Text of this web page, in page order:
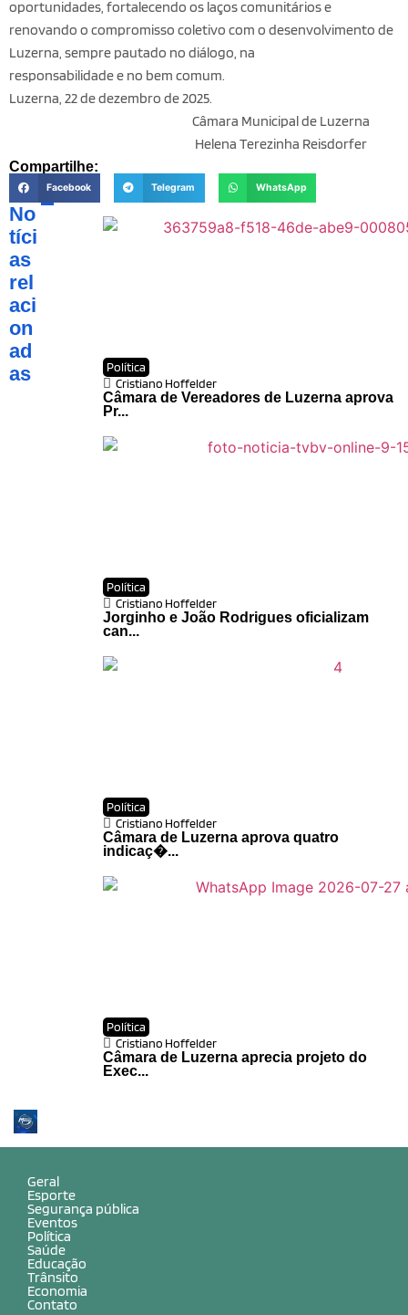
oportunidades, fortalecendo os laços comunitários e
renovando o compromisso coletivo com o desenvolvimento de
Luzerna, sempre pautado no diálogo, na
responsabilidade e no bem comum.
Luzerna, 22 de dezembro de 2025.
Câmara Municipal de Luzerna
Helena Terezinha Reisdorfer
Compartilhe:
Facebook Telegram WhatsApp
No
tíci
as
rel
aci
on
ad
as
Política
Cristiano Hoffelder
Câmara de Vereadores de Luzerna aprova
Pr...
Política
Cristiano Hoffelder
Jorginho e João Rodrigues oficializam
can...
Política
Cristiano Hoffelder
Câmara de Luzerna aprova quatro
indicaç�...
Política
Cristiano Hoffelder
Câmara de Luzerna aprecia projeto do
Exec...
Geral
Esporte
Segurança pública
Eventos
Política
Saúde
Educação
Trânsito
Economia
Contato